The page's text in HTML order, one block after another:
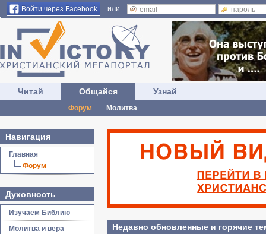
Войти через Facebook или
Читай Общайся
Форум Молитва
Узнай
Навигация
Главная
Форум
Духовность
Изучаем Библию
Молитва и вера
Недавно обновленные и горячие